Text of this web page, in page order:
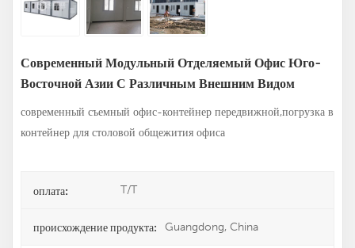
Современный Модульный Отделяемый Офис Юго-
Восточной Азии С Различным Внешним Видом
современный съемный офис-контейнер передвижной,погрузка в
контейнер для столовой общежития офиса
оплата: T/T
происхождение продукта: Guangdong, China